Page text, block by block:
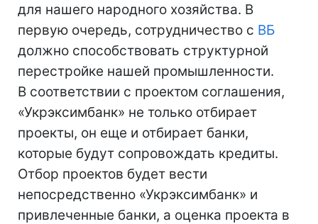
для нашего народного хозяйства. В
первую очередь, сотрудничество с ВБ
должно способствовать структурной
перестройке нашей промышленности.
В соответствии с проектом соглашения,
«Укрэксимбанк» не только отбирает
проекты, он еще и отбирает банки,
которые будут сопровождать кредиты.
Отбор проектов будет вести
непосредственно «Укрэксимбанк» и
привлеченные банки, а оценка проекта в